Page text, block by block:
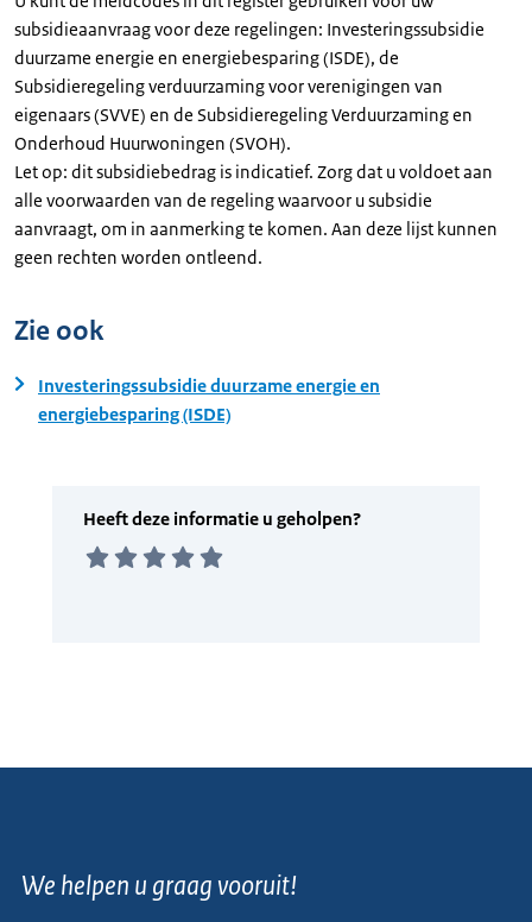
subsidieaanvraag voor deze regelingen: Investeringssubsidie
duurzame energie en energiebesparing (ISDE), de
Subsidieregeling verduurzaming voor verenigingen van
eigenaars (SVVE) en de Subsidieregeling Verduurzaming en
Onderhoud Huurwoningen (SVOH).
Let op: dit subsidiebedrag is indicatief. Zorg dat u voldoet aan
alle voorwaarden van de regeling waarvoor u subsidie
aanvraagt, om in aanmerking te komen. Aan deze lijst kunnen
geen rechten worden ontleend.
Zie ook
Investeringssubsidie duurzame energie en
energiebesparing (ISDE)
We helpen u graag vooruit!